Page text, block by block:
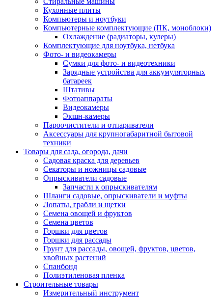
Кухонные плиты
Компьютеры и ноутбуки
Компьютерные комплектующие (ПК, моноблоки)
Охлаждение (радиаторы, кулеры)
Комплектующие для ноутбука, нетбука
Фото- и видеокамеры
Сумки для фото- и видеотехники
Зарядные устройства для аккумуляторных
батареек
Штативы
Фотоаппараты
Видеокамеры
Экшн-камеры
Пароочистители и отпариватели
Аксессуары для крупногабаритной бытовой
техники
Товары для сада, огорода, дачи
Садовая краска для деревьев
Секаторы и ножницы садовые
Опрыскиватели садовые
Запчасти к опрыскивателям
Шланги садовые, опрыскиватели и муфты
Лопаты, грабли и щетки
Семена овощей и фруктов
Семена цветов
Горшки для цветов
Горшки для рассады
Грунт для рассады, овощей, фруктов, цветов,
хвойных растений
Спанбонд
Полиэтиленовая пленка
Строительные товары
Измерительный инструмент